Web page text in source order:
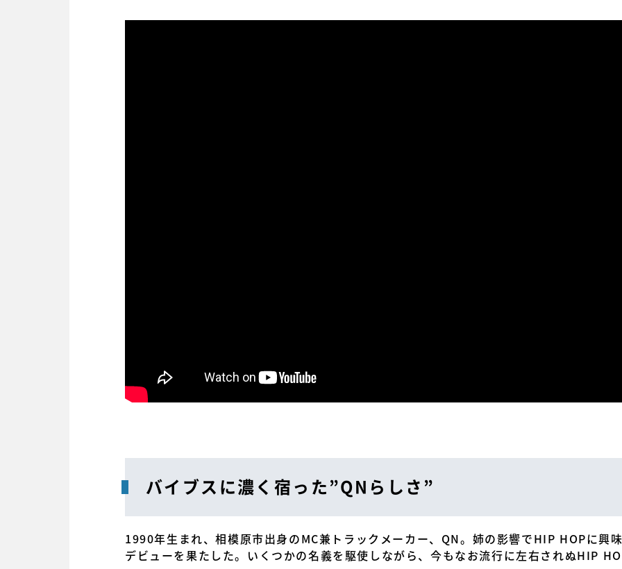
バイブスに濃く宿った”QNらしさ”
1990年生まれ、相模原市出身のMC兼トラックメーカー、QN。姉の影響でHIP HOPに興
デビューを果たした。いくつかの名義を駆使しながら、今もなお流行に左右されぬHIP